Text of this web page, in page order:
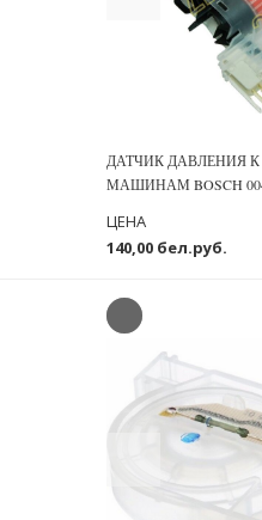
ДАТЧИК ДАВЛЕНИЯ
МАШИНАМ BOSCH
140,00 бел.руб.
ЦЕНА
Previous